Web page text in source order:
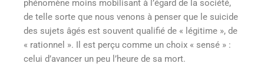
phénomène moins mobilisant à l’égard de la société,
de telle sorte que nous venons à penser que le suicide
des sujets âgés est souvent qualifié de « légitime », de
« rationnel ». Il est perçu comme un choix « sensé » :
celui d’avancer un peu l’heure de sa mort.